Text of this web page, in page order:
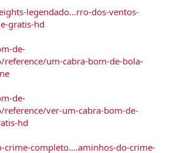
legendado...rro-dos-ventos-
gratis-hd
de-
reference/um-cabra-bom-de-bola-
de-
reference/ver-um-cabra-bom-de-
hd
crime-completo....aminhos-do-crime-